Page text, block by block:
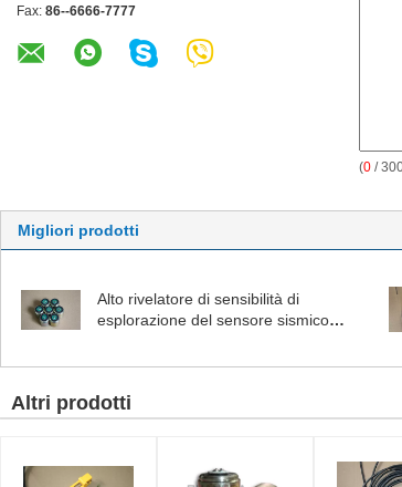
Fax: 86--6666-7777
(0 /
Migliori prodotti
Alto rivelatore di sensibilità di
esplorazione del sensore sismico
Altri prodotti